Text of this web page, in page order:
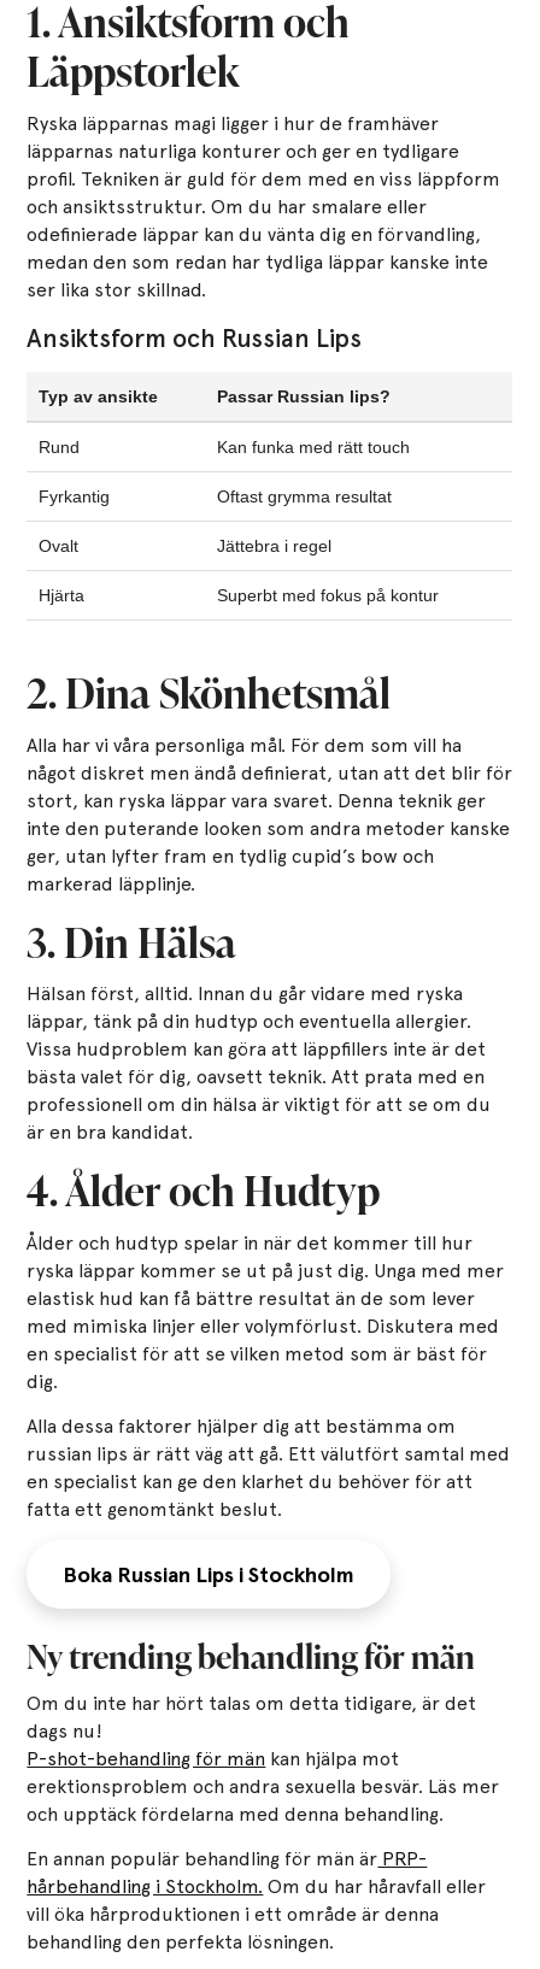
1. Ansiktsform och
Läppstorlek
Ryska läpparnas magi ligger i hur de framhäver
läpparnas naturliga konturer och ger en tydligare
profil. Tekniken är guld för dem med en viss läppform
och ansiktsstruktur. Om du har smalare eller
odefinierade läppar kan du vänta dig en förvandling,
medan den som redan har tydliga läppar kanske inte
ser lika stor skillnad.
Ansiktsform och Russian Lips
Typ av ansikte Passar Russian lips?
Rund Kan funka med rätt touch
Fyrkantig Oftast grymma resultat
Ovalt Jättebra i regel
Hjärta Superbt med fokus på kontur
2. Dina Skönhetsmål
Alla har vi våra personliga mål. För dem som vill ha
något diskret men ändå definierat, utan att det blir för
stort, kan ryska läppar vara svaret. Denna teknik ger
inte den puterande looken som andra metoder kanske
ger, utan lyfter fram en tydlig cupid’s bow och
markerad läpplinje.
3. Din Hälsa
Hälsan först, alltid. Innan du går vidare med ryska
läppar, tänk på din hudtyp och eventuella allergier.
Vissa hudproblem kan göra att läppfillers inte är det
bästa valet för dig, oavsett teknik. Att prata med en
professionell om din hälsa är viktigt för att se om du
är en bra kandidat.
4. Ålder och Hudtyp
Ålder och hudtyp spelar in när det kommer till hur
ryska läppar kommer se ut på just dig. Unga med mer
elastisk hud kan få bättre resultat än de som lever
med mimiska linjer eller volymförlust. Diskutera med
en specialist för att se vilken metod som är bäst för
dig.
Alla dessa faktorer hjälper dig att bestämma om
russian lips är rätt väg att gå. Ett välutfört samtal med
en specialist kan ge den klarhet du behöver för att
fatta ett genomtänkt beslut.
Boka Russian Lips i Stockholm
Ny trending behandling för män
Om du inte har hört talas om detta tidigare, är det
dags nu!
P-shot-behandling för män kan hjälpa mot
erektionsproblem och andra sexuella besvär. Läs mer
och upptäck fördelarna med denna behandling.
En annan populär behandling för män är PRP-
hårbehandling i Stockholm. Om du har håravfall eller
vill öka hårproduktionen i ett område är denna
behandling den perfekta lösningen.